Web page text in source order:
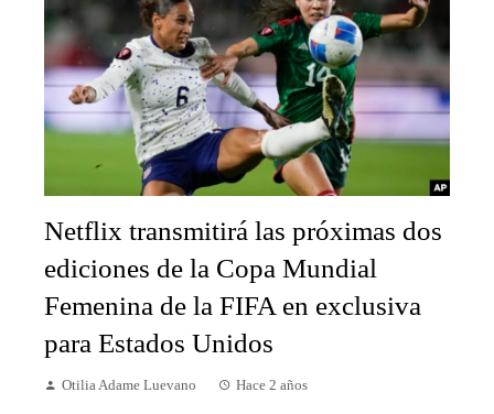
Netflix transmitirá las próximas dos
ediciones de la Copa Mundial
Femenina de la FIFA en exclusiva
para Estados Unidos
Otilia Adame Luevano Hace 2 años